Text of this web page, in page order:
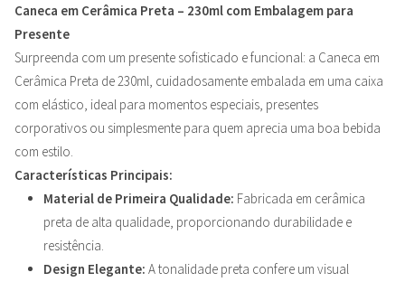
Caneca em Cerâmica Preta – 230ml com Embalagem para
Presente
Surpreenda com um presente sofisticado e funcional: a Caneca em
Cerâmica Preta de 230ml, cuidadosamente embalada em uma caixa
com elástico, ideal para momentos especiais, presentes
corporativos ou simplesmente para quem aprecia uma boa bebida
com estilo.
Características Principais:
Material de Primeira Qualidade: Fabricada em cerâmica
preta de alta qualidade, proporcionando durabilidade e
resistência.
Design Elegante: A tonalidade preta confere um visual